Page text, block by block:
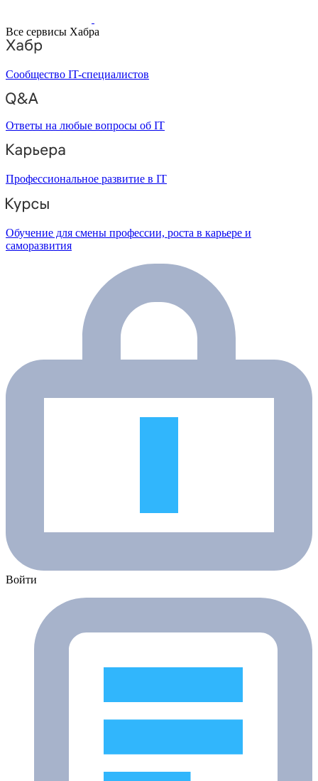
Все сервисы Хабра
Сообщество IT-специалистов
Ответы на любые вопросы об IT
Профессиональное развитие в IT
Обучение для смены профессии, роста в карьере и
саморазвития
Войти